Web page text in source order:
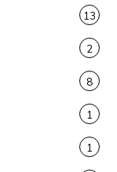
13
2
8
1
1